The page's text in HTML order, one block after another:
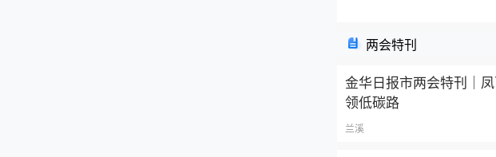
两会特刊
金华日报市两会特刊｜
领低碳路
兰溪